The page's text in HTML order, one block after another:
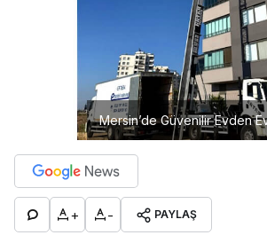
Mersin’de Güvenilir Evden
+ - PAYLAŞ